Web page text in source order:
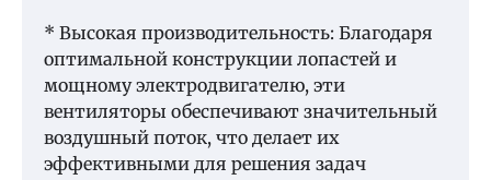
* Высокая производительность: Благодаря
оптимальной конструкции лопастей и
мощному электродвигателю, эти
вентиляторы обеспечивают значительный
воздушный поток, что делает их
эффективными для решения задач